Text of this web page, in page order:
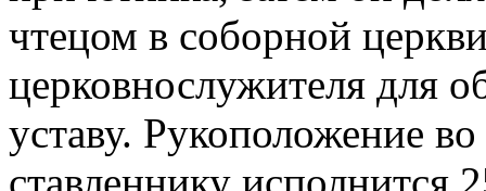
чтецом в соборной
церковнослужителя для
уставу. Рукоположение
ставленнику исполнится